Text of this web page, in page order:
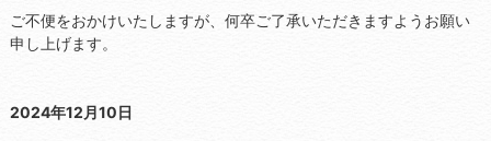
ご不便をおかけいたしますが、何卒ご了承いただきますようお願い
申し上げます。
2024年12月10日